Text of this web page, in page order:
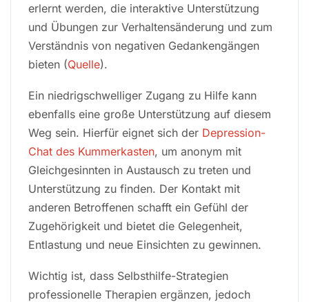
erlernt werden, die interaktive Unterstützung
und Übungen zur Verhaltensänderung und zum
Verständnis von negativen Gedankengängen
bieten (Quelle).
Ein niedrigschwelliger Zugang zu Hilfe kann
ebenfalls eine große Unterstützung auf diesem
Weg sein. Hierfür eignet sich der Depression-
Chat des Kummerkasten, um anonym mit
Gleichgesinnten in Austausch zu treten und
Unterstützung zu finden. Der Kontakt mit
anderen Betroffenen schafft ein Gefühl der
Zugehörigkeit und bietet die Gelegenheit,
Entlastung und neue Einsichten zu gewinnen.
Wichtig ist, dass Selbsthilfe-Strategien
professionelle Therapien ergänzen, jedoch